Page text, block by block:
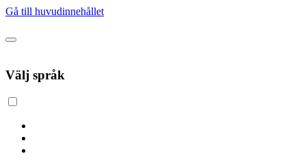
Gå till huvudinnehållet
Välj språk